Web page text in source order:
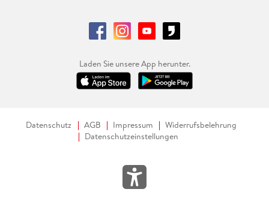
Laden Sie unsere App herunter.
Datenschutz AGB Impressum
Widerrufsbelehrung
Datenschutzeinstellungen